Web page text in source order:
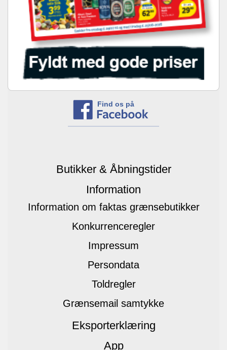
Find os på
Butikker & Åbningstider
Information
Information om faktas grænsebutikker
Konkurrenceregler
Impressum
Persondata
Toldregler
Grænsemail samtykke
Eksporterklæring
App